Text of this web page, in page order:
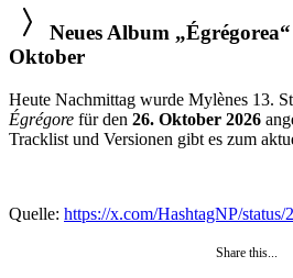
Neues Album
Oktober
Heute Nachmittag wurde Mylènes 13.
Égrégore für den 26. Oktober 2026
Tracklist und Versionen gibt es zum
Quelle: https://x.com/HashtagNP/
Share this...